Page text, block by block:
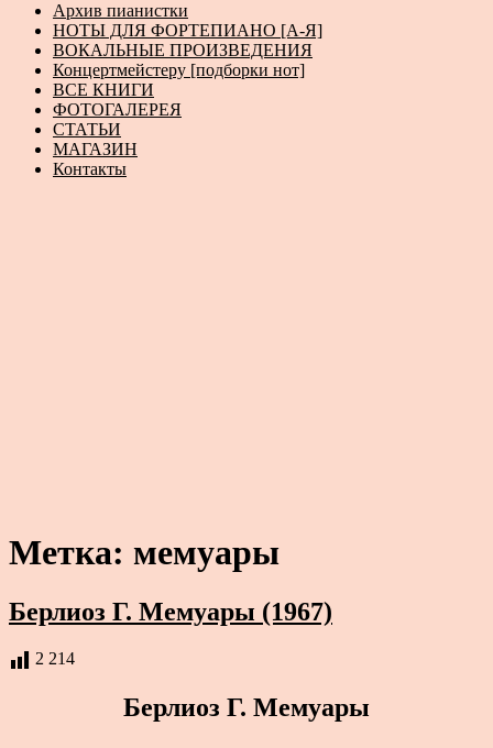
Архив пианистки
НОТЫ ДЛЯ ФОРТЕПИАНО [А-Я]
ВОКАЛЬНЫЕ ПРОИЗВЕДЕНИЯ
Концертмейстеру [подборки нот]
ВСЕ КНИГИ
ФОТОГАЛЕРЕЯ
СТАТЬИ
МАГАЗИН
Контакты
Метка: мемуары
Берлиоз Г. Мемуары (1967)
2 214
Берлиоз Г. Мемуары